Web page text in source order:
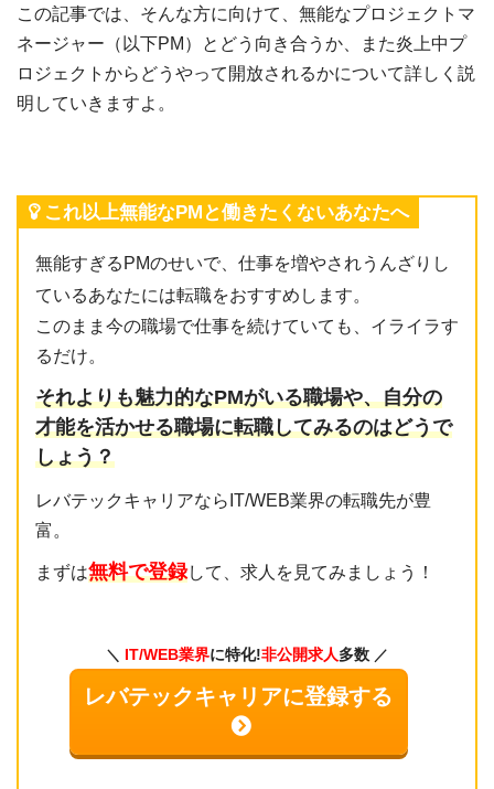
この記事では、そんな方に向けて、無能なプロジェクトマ
ネージャー（以下PM）とどう向き合うか、また炎上中プ
ロジェクトからどうやって開放されるかについて詳しく説
明していきますよ。
これ以上無能なPMと働きたくないあなたへ
無能すぎるPMのせいで、仕事を増やされうんざりし
ているあなたには転職をおすすめします。
このまま今の職場で仕事を続けていても、イライラす
るだけ。
それよりも魅力的なPMがいる職場や、自分の
才能を活かせる職場に転職してみるのはどうで
しょう？
レバテックキャリアならIT/WEB業界の転職先が豊
富。
まずは無料で登録して、求人を見てみましょう！
IT/WEB業界に特化!非公開求人多数
レバテックキャリアに登録する